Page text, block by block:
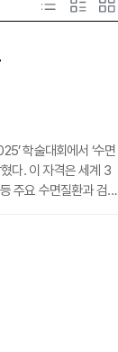
학술대회에서 ‘수면
다. 이 자격은 세계 3
주요 수면질환과 검사,
기대된다.박혜진 교수